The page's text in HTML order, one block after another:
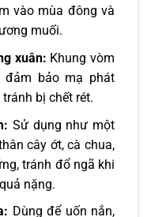
vào mùa đông và
muối.
xuân: Khung vòm
bảo mạ phát
bị chết rét.
Sử dụng như một
cây ớt, cà chua,
tránh đổ ngã khi
nặng.
Dùng để uốn nắn,